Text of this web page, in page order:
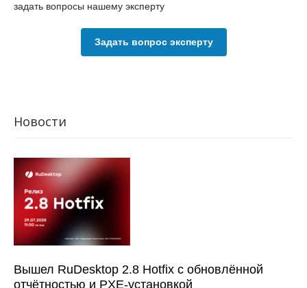
задать вопросы нашему эксперту
Задать вопрос эксперту
Новости
Вышел RuDesktop 2.8 Hotfix с обновлённой
отчётностью и PXE-установкой